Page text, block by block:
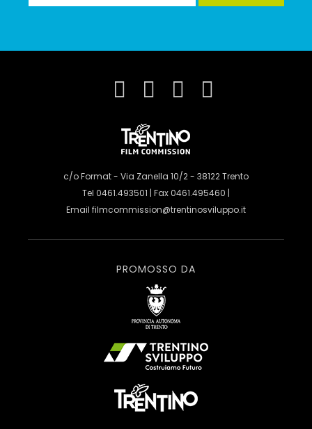
c/o Format - Via Zanella 10/2 - 38122 Trento
Tel 0461.493501 | Fax 0461.495460 |
Email filmcommission@trentinosviluppo.it
PROMOSSO DA